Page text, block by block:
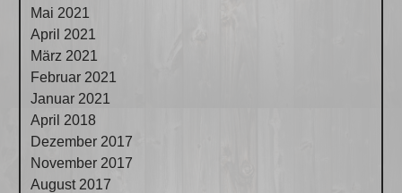
Mai 2021
April 2021
März 2021
Februar 2021
Januar 2021
April 2018
Dezember 2017
November 2017
August 2017